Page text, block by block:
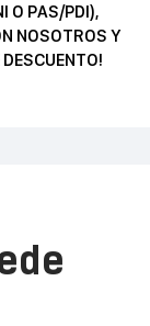
O PAS/PDI),
NOSOTROS Y